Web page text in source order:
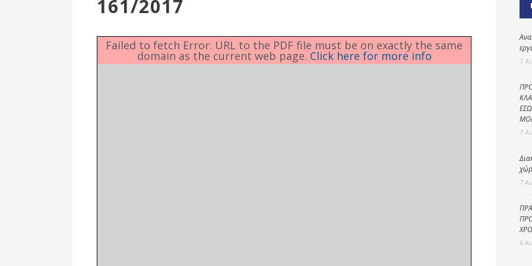
Επιτροπή
Ενότητες
Δημοτική
αστυνομία
161/2017
Failed to fetch Error: URL to the PDF file must be on exactly the same
domain as the current web page. Click here for more info 7
7
7
6